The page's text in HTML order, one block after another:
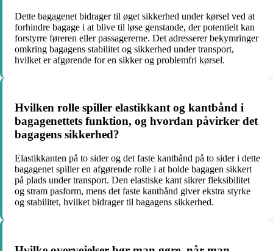
Dette bagagenet bidrager til øget sikkerhed under kørsel ved at
forhindre bagage i at blive til løse genstande, der potentielt kan
forstyrre føreren eller passagererne. Det adresserer bekymringer
omkring bagagens stabilitet og sikkerhed under transport,
hvilket er afgørende for en sikker og problemfri kørsel.
Hvilken rolle spiller elastikkant og kantbånd i
bagagenettets funktion, og hvordan påvirker det
bagagens sikkerhed?
Elastikkanten på to sider og det faste kantbånd på to sider i dette
bagagenet spiller en afgørende rolle i at holde bagagen sikkert
på plads under transport. Den elastiske kant sikrer fleksibilitet
og stram pasform, mens det faste kantbånd giver ekstra styrke
og stabilitet, hvilket bidrager til bagagens sikkerhed.